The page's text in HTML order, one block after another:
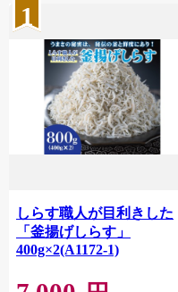
1
しらす職人が目利きした
「釜揚げしらす」
400g×2(A1172-1)